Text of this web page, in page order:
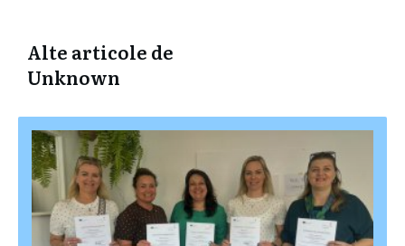
Alte articole de
Unknown